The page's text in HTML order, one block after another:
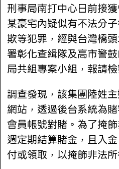
刑事局南打中心日前接
某豪宅內疑似有不法分
欺等犯罪，經與台灣橋
署彰化查緝隊及高市警
局共組專案小組，報請
調查發現，該集團陸姓
網站，透過後台系統為
會員帳號對賭。為了掩
週定期結算賭金，且入
付或領取，以掩飾非法